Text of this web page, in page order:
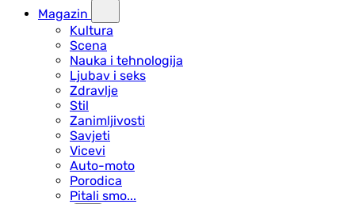
Magazin
Kultura
Scena
Nauka i tehnologija
Ljubav i seks
Zdravlje
Stil
Zanimljivosti
Savjeti
Vicevi
Auto-moto
Porodica
Pitali smo...